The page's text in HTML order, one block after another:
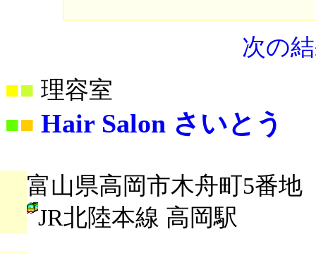
次の
■ 理容室
■■ Hair Salon さいとう
富山県高岡市木舟町5番地
JR北陸本線 高岡駅